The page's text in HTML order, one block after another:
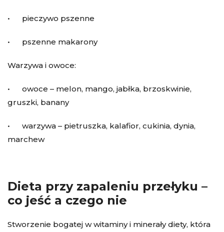
• pieczywo pszenne
• pszenne makarony
Warzywa i owoce:
• owoce – melon, mango, jabłka, brzoskwinie,
gruszki, banany
• warzywa – pietruszka, kalafior, cukinia, dynia,
marchew
Dieta przy zapaleniu przełyku –
co jeść a czego nie
Stworzenie bogatej w witaminy i minerały diety, która